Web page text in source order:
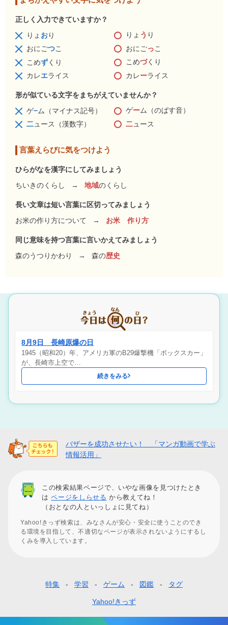
正しく入力できていますか？
りょ おり りょ う り
おにごつこ おにごっこ
こめずくり こめづくり
カレエライス カレーライス
形が似ている文字をまちがえていませんか？
ゲ−ム（マイナス記号） ゲーム（のばす音）
二ュース（漢数字） 二ュース
言葉えらびに気をつけよう
ひらがなを漢字にしてみましょう
ちいきのくらし
→ 地域のくらし
長い文章は短い言葉に区切ってみましょう
お米の作り方について
→ お米 作り方
同じ意味を持つ言葉に言いかえてみましょう
森のうつりかわり
→ 森の歴史
8月9日 長崎原爆の日
1945（昭和20）年、アメリカ軍のB29爆撃機「ボックスカー」
が、長崎市上空で…
続きをみる
バザーを成功させたい！ 「マンガ動画で学ぶ
情報活用」
この検索結果ページで、いやな画像を見つけたとき
はページをしらせる から教えてね！
（おとなの人といっしょに見てね）
Yahoo!きっず検索は、みなさんが安心・安全に使うことのでき
る環境を目指して、不適切なページが表示されないようにするし
くみを導入しています。
タ
特集 学習 ゲーム 図鑑 タグ
Yahoo!きっず